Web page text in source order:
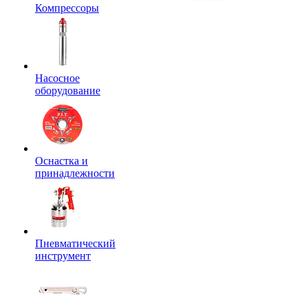
Компрессоры
Насосное
оборудование
Оснастка и
принадлежности
Пневматический
инструмент